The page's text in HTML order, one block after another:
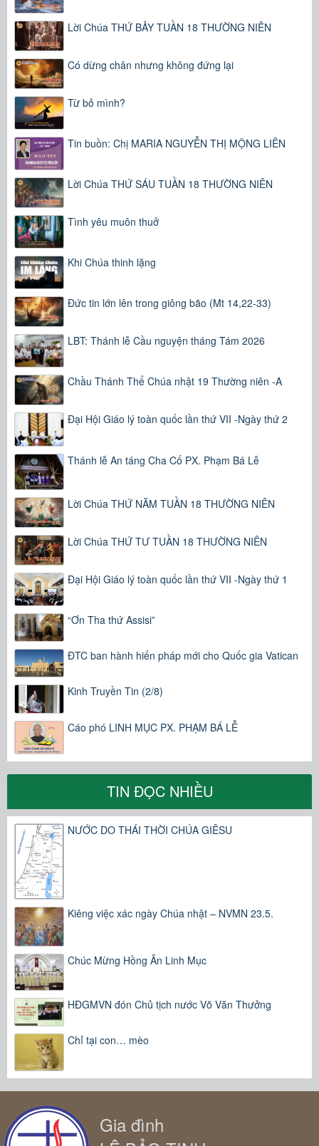
Lời Chúa THỨ BẢY TUẦN 18 THƯỜNG NIÊN
Có dừng chân nhưng không đứng lại
Từ bỏ mình?
Tin buồn: Chị MARIA NGUYỄN THỊ MỘNG LIÊN
Lời Chúa THỨ SÁU TUẦN 18 THƯỜNG NIÊN
Tình yêu muôn thuở
Khi Chúa thinh lặng
Đức tin lớn lên trong giông bão (Mt 14,22-33)
LBT: Thánh lễ Cầu nguyện tháng Tám 2026
Chầu Thánh Thể Chúa nhật 19 Thường niên -A
Đại Hội Giáo lý toàn quốc lần thứ VII -Ngày thứ 2
Thánh lễ An táng Cha Cố PX. Phạm Bá Lễ
Lời Chúa THỨ NĂM TUẦN 18 THƯỜNG NIÊN
Lời Chúa THỨ TƯ TUẦN 18 THƯỜNG NIÊN
Đại Hội Giáo lý toàn quốc lần thứ VII -Ngày thứ 1
“Ơn Tha thứ Assisi”
ĐTC ban hành hiến pháp mới cho Quốc gia Vatican
Kinh Truyền Tin (2/8)
Cáo phó LINH MỤC PX. PHẠM BÁ LỄ
TIN ĐỌC NHIỀU
NƯỚC DO THÁI THỜI CHÚA GIÊSU
Kiêng việc xác ngày Chúa nhật – NVMN 23.5.
Chúc Mừng Hồng Ân Linh Mục
HĐGMVN đón Chủ tịch nước Võ Văn Thưởng
Chỉ tại con… mèo
Gia đình